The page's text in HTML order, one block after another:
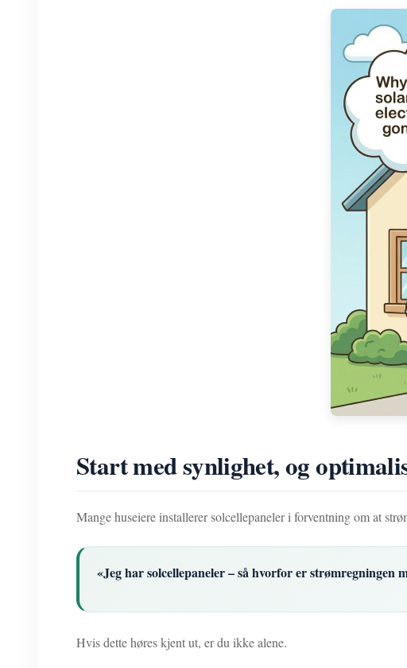
Start med synlighet, og
Mange huseiere installerer solcellepaneler i forventning om at
«Jeg har solcellepaneler – så hvorfor er strømregningen
Hvis dette høres kjent ut, er du ikke alene.